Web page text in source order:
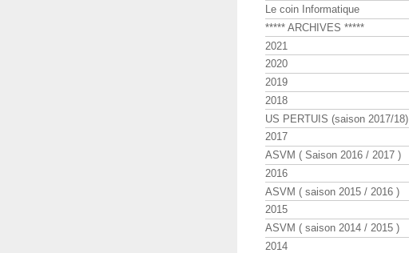
Le coin Informatique
***** ARCHIVES *****
2021
2020
2019
2018
US PERTUIS (saison 2017/18)
2017
ASVM ( Saison 2016 / 2017 )
2016
ASVM ( saison 2015 / 2016 )
2015
ASVM ( saison 2014 / 2015 )
2014